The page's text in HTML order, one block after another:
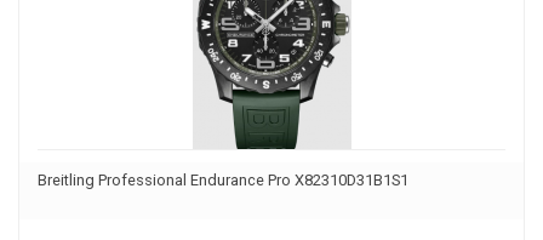
Breitling Professional Endurance Pro X82310D31B1S1